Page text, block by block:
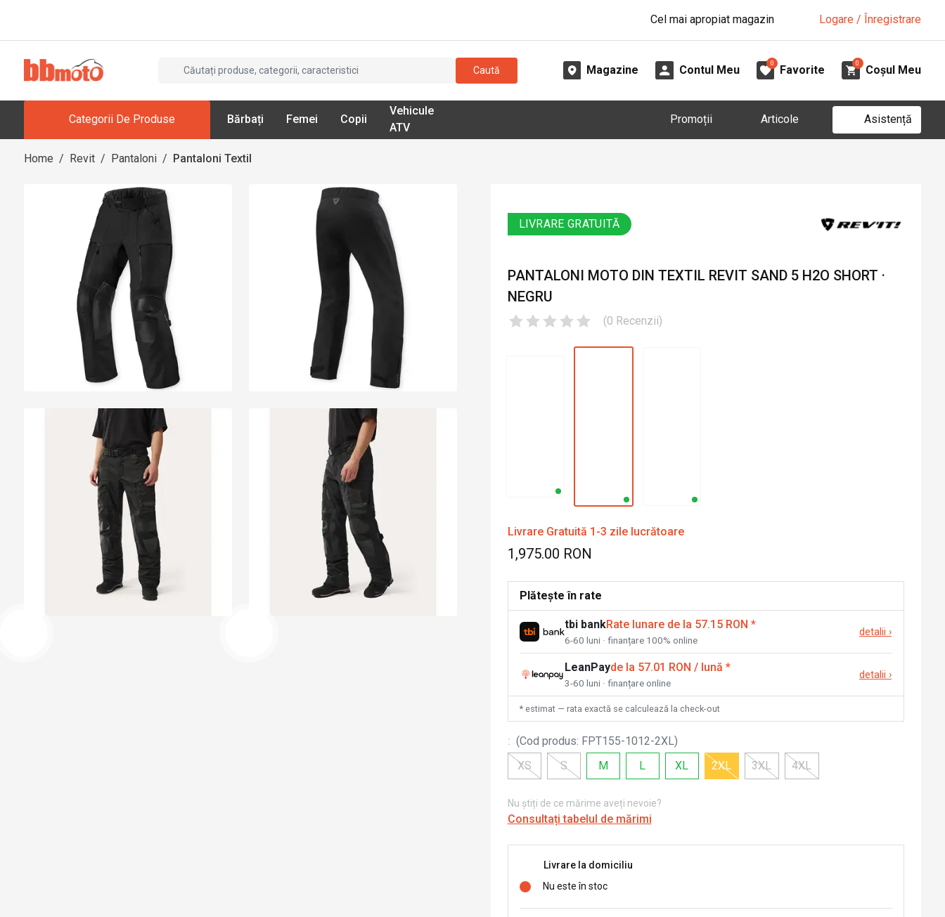
Cel mai apropiat magazin Logare / Înregistrare
Caută Magazine Contul Meu
0
Favorite
0
Coșul Meu
Categorii De Produse Bărbați Femei Copii
Vehicule
ATV
Promoții Articole Asistență
Home / Revit / Pantaloni / Pantaloni Textil
LIVRARE GRATUITĂ
PANTALONI MOTO DIN TEXTIL REVIT SAND 5 H2O SHORT ·
NEGRU
(0 Recenzii)
Livrare Gratuită 1-3 zile lucrătoare
1,975.00 RON
Plătește în rate
tbi bankRate lunare de la 57.15 RON *
6-60 luni · finanțare 100% online
detalii ›
LeanPayde la 57.01 RON / lună *
3-60 luni · finanțare online
detalii ›
* estimat — rata exactă se calculează la check-out
: (Cod produs: FPT155-1012-2XL)
XS
S M L XL 2XL 3XL 4XL
Nu știți de ce mărime aveți nevoie?
Consultați tabelul de mărimi
Livrare la domiciliu
Nu este în stoc